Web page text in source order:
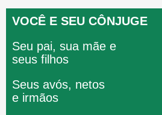
VOCÊ E SEU CÔNJUGE
Seu pai, sua mãe e
seus filhos
Seus avós, netos
e irmãos